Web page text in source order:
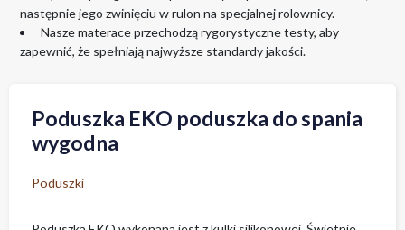
następnie jego zwinięciu w rulon na specjalnej rolownicy.
Nasze materace przechodzą rygorystyczne testy, aby
zapewnić, że spełniają najwyższe standardy jakości.
Poduszka EKO poduszka do spania
wygodna
Poduszki